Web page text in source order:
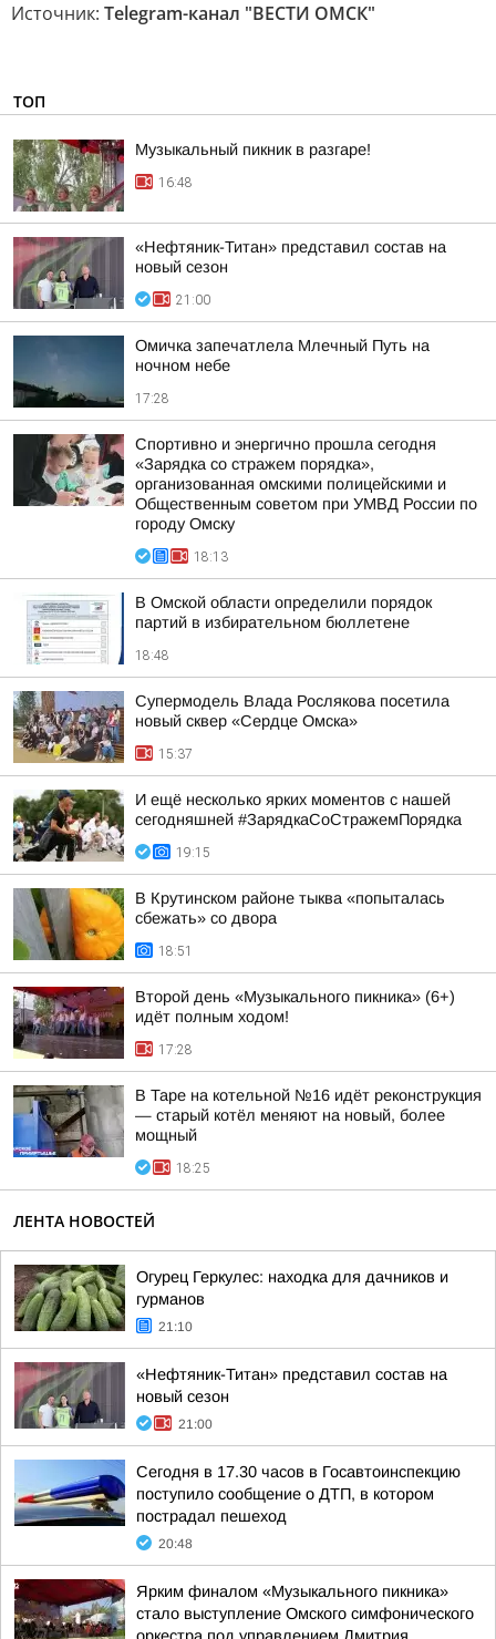
Источник: Telegram-канал "ВЕСТИ ОМСК"
ТОП
Музыкальный пикник в разгаре!
16:48
«Нефтяник-Титан» представил состав на
новый сезон
21:00
Омичка запечатлела Млечный Путь на
ночном небе
17:28
Спортивно и энергично прошла сегодня
«Зарядка со стражем порядка»,
организованная омскими полицейскими и
Общественным советом при УМВД России по
городу Омску
18:13
В Омской области определили порядок
партий в избирательном бюллетене
18:48
Супермодель Влада Рослякова посетила
новый сквер «Сердце Омска»
15:37
И ещё несколько ярких моментов с нашей
сегодняшней #ЗарядкаСоСтражемПорядка
19:15
В Крутинском районе тыква «попыталась
сбежать» со двора
18:51
Второй день «Музыкального пикника» (6+)
идёт полным ходом!
17:28
В Таре на котельной №16 идёт реконструкция
— старый котёл меняют на новый, более
мощный
18:25
ЛЕНТА НОВОСТЕЙ
Огурец Геркулес: находка для дачников и
гурманов
21:10
«Нефтяник-Титан» представил состав на
новый сезон
21:00
Сегодня в 17.30 часов в Госавтоинспекцию
поступило сообщение о ДТП, в котором
пострадал пешеход
20:48
Ярким финалом «Музыкального пикника»
стало выступление Омского симфонического